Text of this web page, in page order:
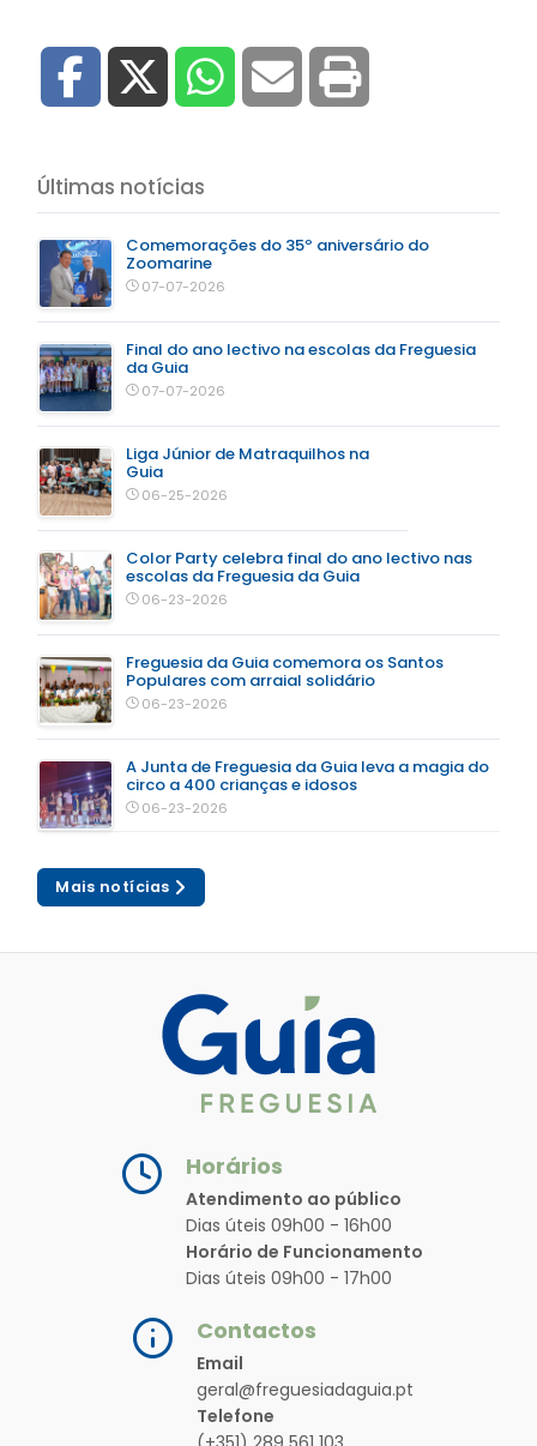
Últimas notícias
Comemorações do 35º aniversário do
Zoomarine
07-07-2026
Final do ano lectivo na escolas da Freguesia
da Guia
07-07-2026
Liga Júnior de Matraquilhos na
Guia
06-25-2026
Color Party celebra final do ano lectivo nas
escolas da Freguesia da Guia
06-23-2026
Freguesia da Guia comemora os Santos
Populares com arraial solidário
06-23-2026
A Junta de Freguesia da Guia leva a magia do
circo a 400 crianças e idosos
06-23-2026
Mais notícias
Horários
Atendimento ao público
Dias úteis 09h00 - 16h00
Horário de Funcionamento
Dias úteis 09h00 - 17h00
Contactos
Email
geral@freguesiadaguia.pt
Telefone